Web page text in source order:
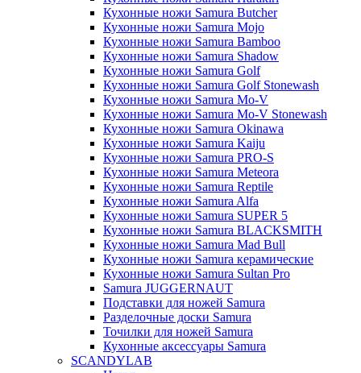
Кухонные ножи Samura Butcher
Кухонные ножи Samura Mojo
Кухонные ножи Samura Bamboo
Кухонные ножи Samura Shadow
Кухонные ножи Samura Golf
Кухонные ножи Samura Golf Stonewash
Кухонные ножи Samura Mo-V
Кухонные ножи Samura Mo-V Stonewash
Кухонные ножи Samura Okinawa
Кухонные ножи Samura Kaiju
Кухонные ножи Samura PRO-S
Кухонные ножи Samura Meteora
Кухонные ножи Samura Reptile
Кухонные ножи Samura Alfa
Кухонные ножи Samura SUPER 5
Кухонные ножи Samura BLACKSMITH
Кухонные ножи Samura Mad Bull
Кухонные ножи Samura керамические
Кухонные ножи Samura Sultan Pro
Samura JUGGERNAUT
Подставки для ножей Samura
Разделочные доски Samura
Точилки для ножей Samura
Кухонные аксессуары Samura
SCANDYLAB